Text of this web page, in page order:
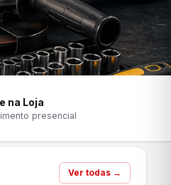
na Loja
presencial
Ver todas →